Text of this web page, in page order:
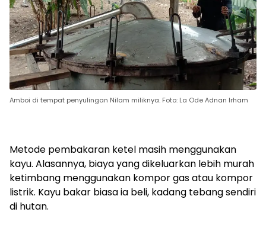
Amboi di tempat penyulingan Nilam miliknya. Foto: La Ode Adnan Irham
Metode pembakaran ketel masih menggunakan
kayu. Alasannya, biaya yang dikeluarkan lebih murah
ketimbang menggunakan kompor gas atau kompor
listrik. Kayu bakar biasa ia beli, kadang tebang sendiri
di hutan.